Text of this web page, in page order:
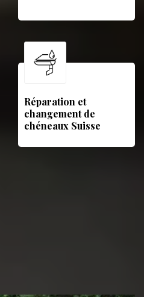
Réparation et
changement de
chéneaux Suisse